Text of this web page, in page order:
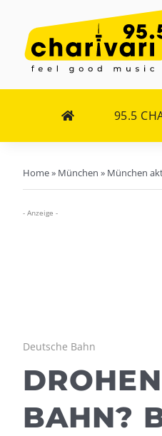
Inhalt
springen
95.5
Home» München » München
- Anzeige -
Deutsche Bahn
BAHN?